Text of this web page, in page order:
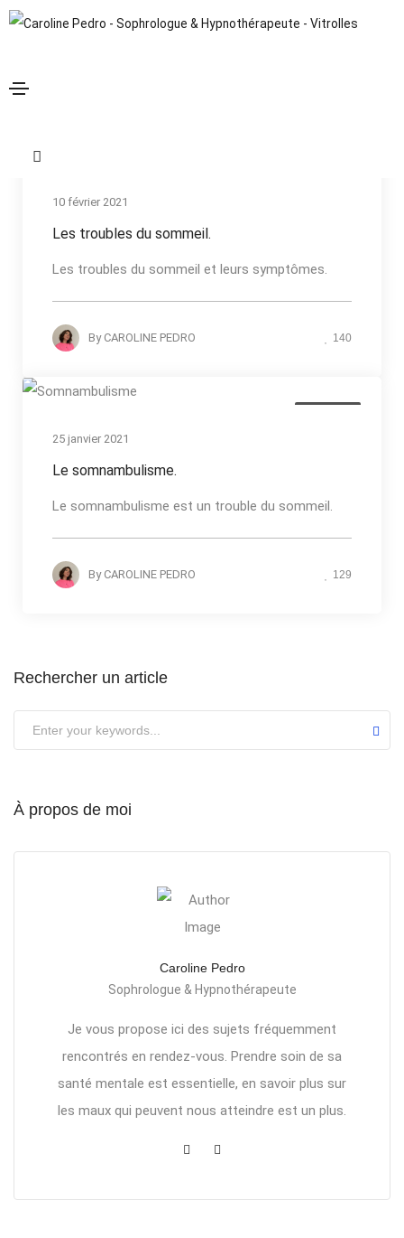
Les troubles du sommeil
10 février 2021
Les troubles du sommeil.
Les troubles du sommeil et leurs symptômes.
By CAROLINE PEDRO 140
25 janvier 2021
Le somnambulisme.
Le somnambulisme est un trouble du sommeil.
By CAROLINE PEDRO 129
Rechercher un article
À propos de moi
Caroline Pedro
Sophrologue & Hypnothérapeute
Je vous propose ici des sujets fréquemment
rencontrés en rendez-vous. Prendre soin de sa
santé mentale est essentielle, en savoir plus sur
les maux qui peuvent nous atteindre est un plus.